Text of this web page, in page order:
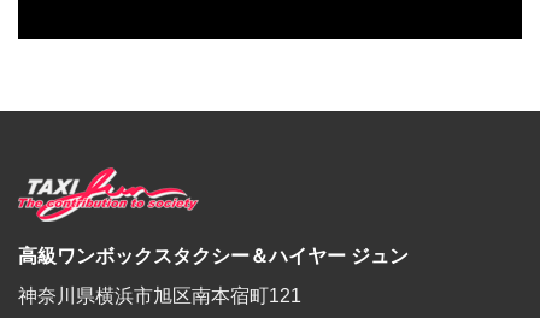
高級ワンボックスタクシー＆ハイヤー ジュン
神奈川県横浜市旭区南本宿町121